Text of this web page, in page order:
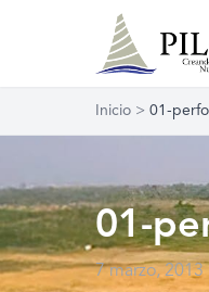
Inicio > 01-
01-
7 marzo, 2013